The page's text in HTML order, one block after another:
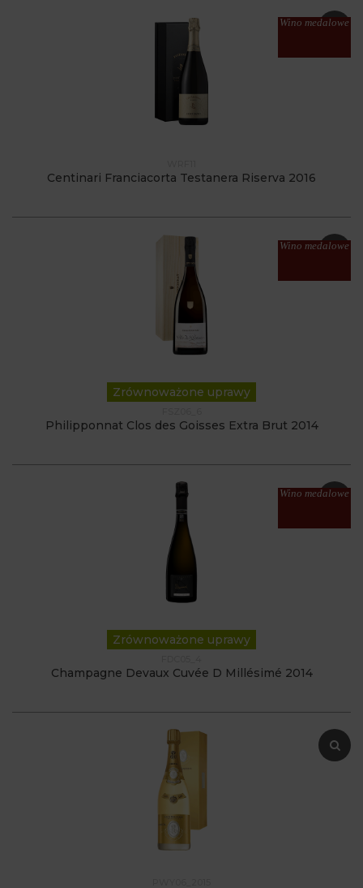
Wino medalowe
Centinari Franciacorta Testanera Riserva 2016
Wino medalowe
Zrównoważone uprawy
Philipponnat Clos des Goisses Extra Brut 2014
Wino medalowe
Zrównoważone uprawy
Champagne Devaux Cuvée D Millésimé 2014